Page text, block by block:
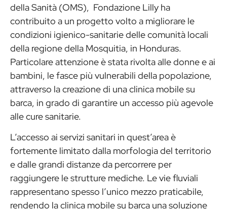
della Sanità (OMS), Fondazione Lilly ha
contribuito a un progetto volto a migliorare le
condizioni igienico-sanitarie delle comunità locali
della regione della Mosquitia, in Honduras.
Particolare attenzione è stata rivolta alle donne e ai
bambini, le fasce più vulnerabili della popolazione,
attraverso la creazione di una clinica mobile su
barca, in grado di garantire un accesso più agevole
alle cure sanitarie.
L’accesso ai servizi sanitari in quest’area è
fortemente limitato dalla morfologia del territorio
e dalle grandi distanze da percorrere per
raggiungere le strutture mediche. Le vie fluviali
rappresentano spesso l’unico mezzo praticabile,
rendendo la clinica mobile su barca una soluzione